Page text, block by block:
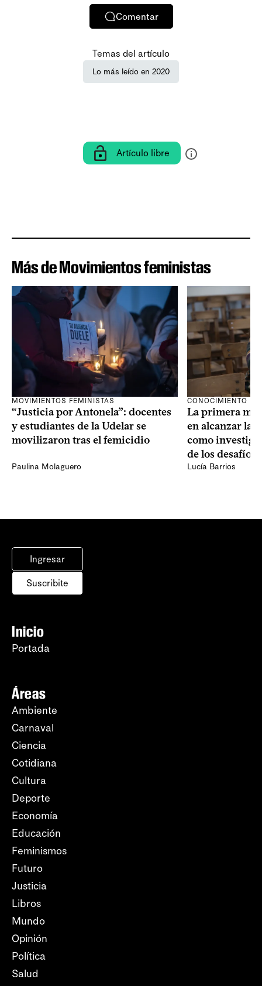
Comentar
Temas del artículo
Lo más leído en 2020
Artículo libre
Más de Movimientos feministas
MOVIMIENTOS FEMINISTAS
“Justicia por Antonela”: docentes
y estudiantes de la Udelar se
movilizaron tras el femicidio
Paulina Molaguero
CONOCIMIENTO
La primera
en alcanzar la
como
de los desafíos
Lucía Barrios
Ingresar
Suscribite
Inicio
Portada
Áreas
Ambiente
Carnaval
Ciencia
Cotidiana
Cultura
Deporte
Economía
Educación
Feminismos
Futuro
Justicia
Libros
Mundo
Opinión
Política
Salud